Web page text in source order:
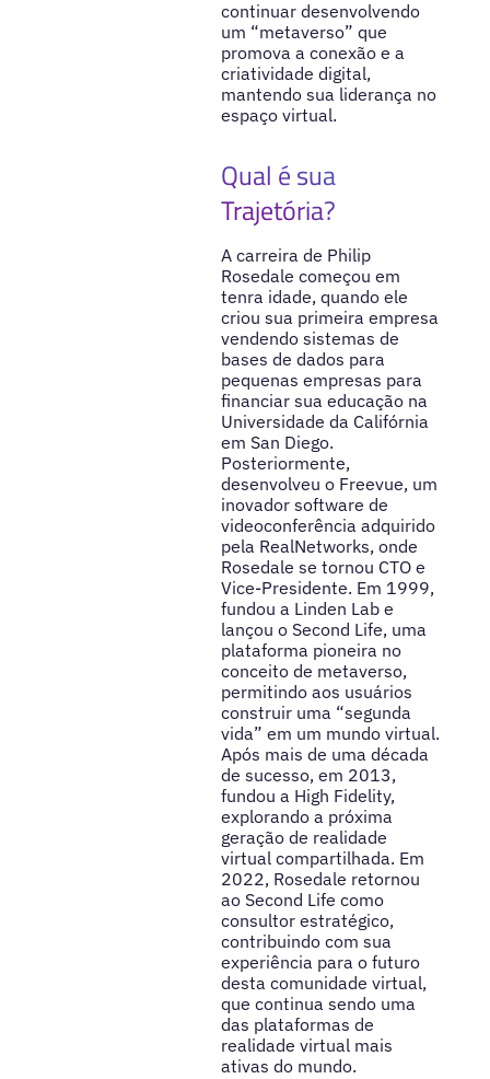
continuar desenvolvendo
um “metaverso” que
promova a conexão e a
criatividade digital,
mantendo sua liderança no
espaço virtual.
Qual é sua
Trajetória?
A carreira de Philip
Rosedale começou em
tenra idade, quando ele
criou sua primeira empresa
vendendo sistemas de
bases de dados para
pequenas empresas para
financiar sua educação na
Universidade da Califórnia
em San Diego.
Posteriormente,
desenvolveu o Freevue, um
inovador software de
videoconferência adquirido
pela RealNetworks, onde
Rosedale se tornou CTO e
Vice-Presidente. Em 1999,
fundou a Linden Lab e
lançou o Second Life, uma
plataforma pioneira no
conceito de metaverso,
permitindo aos usuários
construir uma “segunda
vida” em um mundo virtual.
Após mais de uma década
de sucesso, em 2013,
fundou a High Fidelity,
explorando a próxima
geração de realidade
virtual compartilhada. Em
2022, Rosedale retornou
ao Second Life como
consultor estratégico,
contribuindo com sua
experiência para o futuro
desta comunidade virtual,
que continua sendo uma
das plataformas de
realidade virtual mais
ativas do mundo.